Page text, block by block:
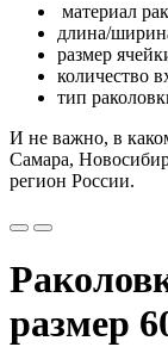
материал
длина/
размер
количество
тип
И не важно, в
Самара,
регион России.
размер